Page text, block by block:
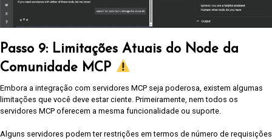
Passo 9: Limitações Atuais do Node da
Comunidade MCP
Embora a integração com servidores MCP seja poderosa, existem algumas
limitações que você deve estar ciente. Primeiramente, nem todos os
servidores MCP oferecem a mesma funcionalidade ou suporte.
Alguns servidores podem ter restrições em termos de número de requisições